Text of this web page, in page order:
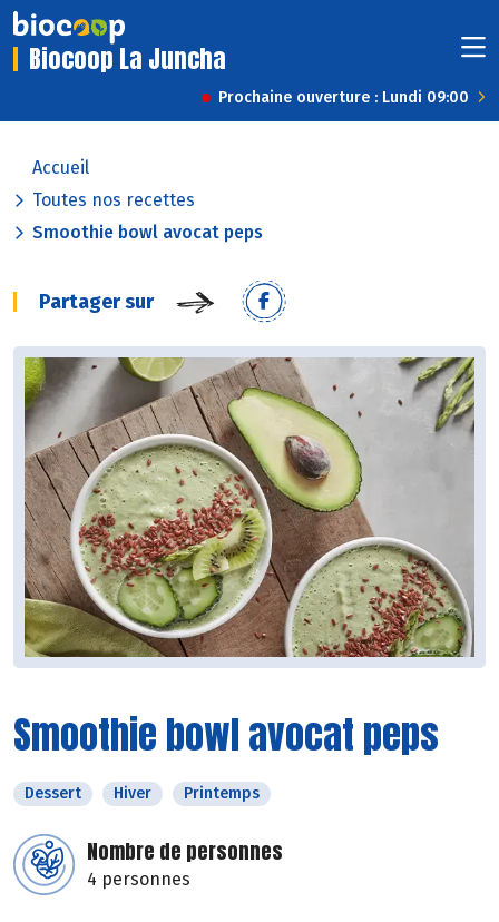
Biocoop La Juncha
Prochaine ouverture : Lundi 09:00
Accueil
Toutes nos recettes
Smoothie bowl avocat peps
Partager sur
Smoothie bowl avocat peps
Dessert Hiver Printemps
Nombre de personnes
4 personnes